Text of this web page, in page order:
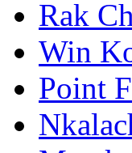
Rak
Win
Point